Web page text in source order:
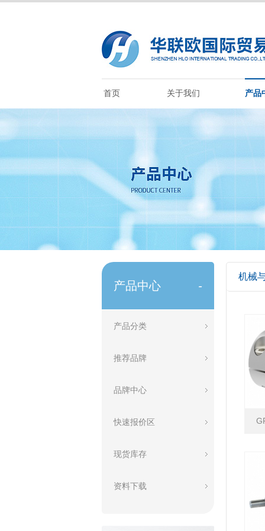
首页 关于我们 产品
产品中心 -
产品分类
推荐品牌
品牌中心
快速报价区
现货库存
资料下载
机械